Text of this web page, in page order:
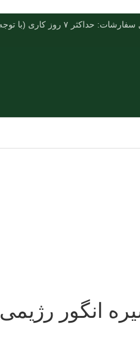
حداکثر ۷ روز کاری (با توجه به فرآیند تولید).
رژیمی ۱۰۰۰گرم